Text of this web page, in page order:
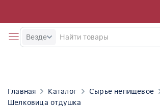
Везде
Главная Каталог Сырье непищевое
Шелковица отдушка